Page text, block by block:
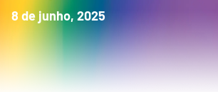
8 de junho, 2025